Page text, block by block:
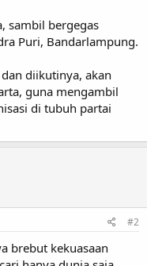
sambil bergegas
Puri, Bandarlampung.
diikutinya, akan
guna mengambil
di tubuh partai
#2
brebut kekuasaan